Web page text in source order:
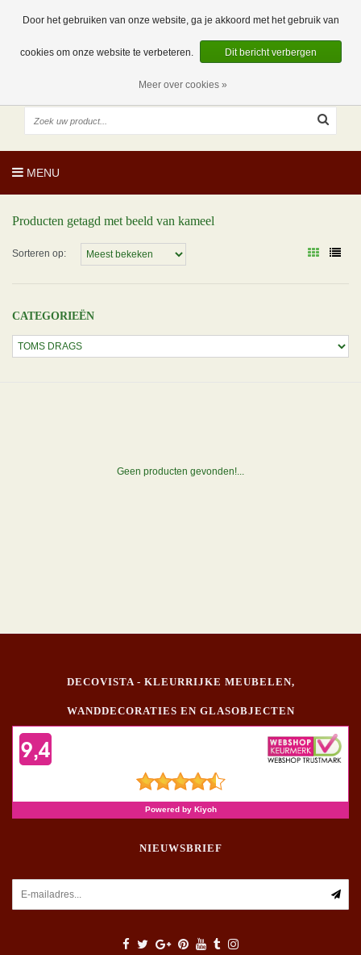
0 Artikelen
NL
EUR
MENU
Producten getagd met beeld van kameel
Sorteren op:
CATEGORIEËN
Geen producten gevonden!...
DECOVISTA - KLEURRIJKE MEUBELEN,
WANDDECORATIES EN GLASOBJECTEN
NIEUWSBRIEF
Door het gebruiken van onze website, ga je akkoord met het gebruik van
cookies om onze website te verbeteren. Dit bericht verbergen
Meer over cookies »